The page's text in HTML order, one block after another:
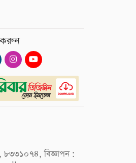
৮৩৩১০৭৪, বিজ্ঞাপন :